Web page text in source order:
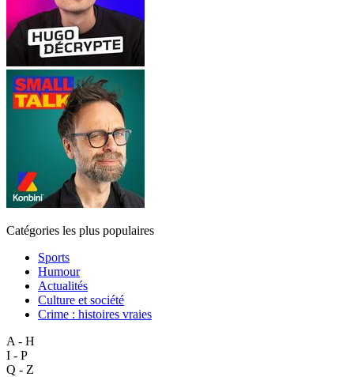
Catégories les plus populaires
Sports
Humour
Actualités
Culture et société
Crime : histoires vraies
A - H
I - P
Q - Z